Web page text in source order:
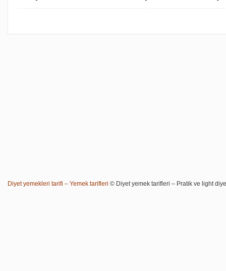
Diyet yemekleri tarifi – Yemek tarifleri © Diyet yemek tarifleri – Pratik ve light